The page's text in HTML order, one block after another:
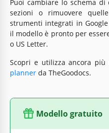
Puoi cambiare lo schema
sezioni o rimuovere
strumenti integrati in
il modello è pronto per
o US Letter.
Scopri e utilizza ancora
planner da TheGoodocs.
Modello gratuito